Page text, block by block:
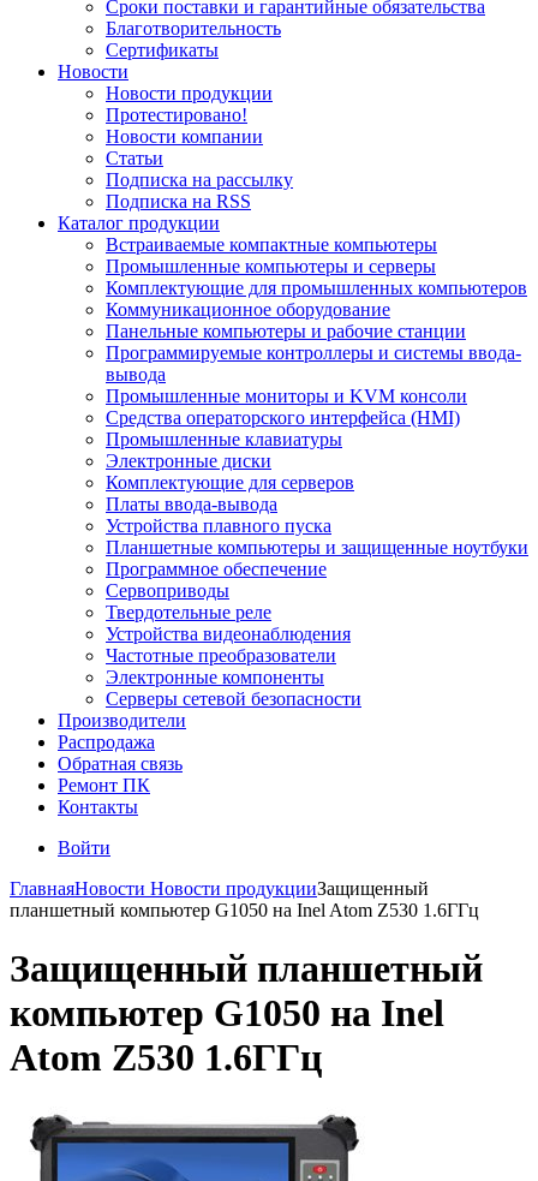
Сроки поставки и гарантийные обязательства
Благотворительность
Сертификаты
Новости
Новости продукции
Протестировано!
Новости компании
Статьи
Подписка на рассылку
Подписка на RSS
Каталог продукции
Встраиваемые компактные компьютеры
Промышленные компьютеры и серверы
Комплектующие для промышленных компьютеров
Коммуникационное оборудование
Панельные компьютеры и рабочие станции
Программируемые контроллеры и системы ввода-
вывода
Промышленные мониторы и KVM консоли
Средства операторского интерфейса (HMI)
Промышленные клавиатуры
Электронные диски
Комплектующие для серверов
Платы ввода-вывода
Устройства плавного пуска
Планшетные компьютеры и защищенные ноутбуки
Программное обеспечение
Сервоприводы
Твердотельные реле
Устройства видеонаблюдения
Частотные преобразователи
Электронные компоненты
Серверы сетевой безопасности
Производители
Распродажа
Обратная связь
Ремонт ПК
Контакты
Войти
ГлавнаяНовости Новости продукцииЗащищенный
планшетный компьютер G1050 на Inel Atom Z530 1.6ГГц
Защищенный планшетный
компьютер G1050 на Inel
Atom Z530 1.6ГГц